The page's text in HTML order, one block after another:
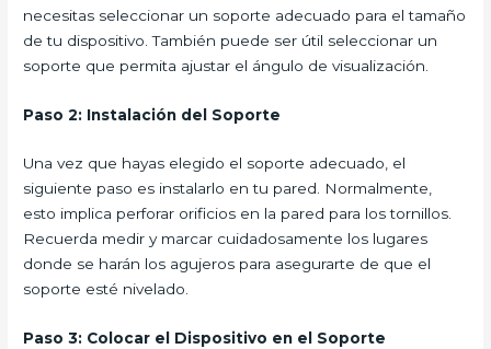
necesitas seleccionar un soporte adecuado para el tamaño
de tu dispositivo. También puede ser útil seleccionar un
soporte que permita ajustar el ángulo de visualización.
Paso 2: Instalación del Soporte
Una vez que hayas elegido el soporte adecuado, el
siguiente paso es instalarlo en tu pared. Normalmente,
esto implica perforar orificios en la pared para los tornillos.
Recuerda medir y marcar cuidadosamente los lugares
donde se harán los agujeros para asegurarte de que el
soporte esté nivelado.
Paso 3: Colocar el Dispositivo en el Soporte